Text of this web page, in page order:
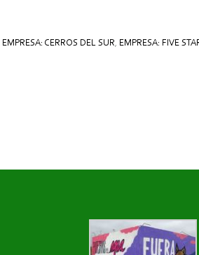
EMPRESA: CERROS DEL SUR, EMPRESA: FIVE